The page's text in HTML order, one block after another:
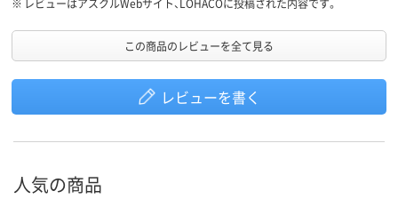
※ レビューはアスクルWebサイト、LOHACOに投稿された内容です。
この商品のレビューを全て見る
レビューを書く
人気の商品